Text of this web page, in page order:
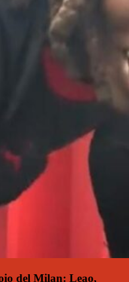
del Milan: Leao,